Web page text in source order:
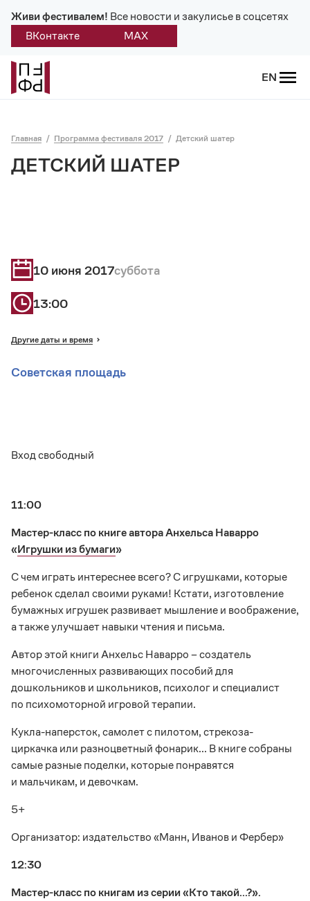
Живи фестивалем! Все новости и закулисье в соцсетях
ВКонтакте
MAX
EN
Назад
Платонов
Положение о фестивале
Платоновская премия
Отчеты и документы
Главная Программа фестиваля 2017 Детский шатер
ДЕТСКИЙ ШАТЕР
10 июня 2017суббота
13:00
Другие даты и время
Советская площадь
Вход свободный
11:00
Мастер-класс по книге автора Анхельса Наварро
«Игрушки из бумаги»
С чем играть интереснее всего? С игрушками, которые
ребенок сделал своими руками! Кстати, изготовление
бумажных игрушек развивает мышление и воображение,
а также улучшает навыки чтения и письма.
Автор этой книги Анхельс Наварро – создатель
многочисленных развивающих пособий для
дошкольников и школьников, психолог и специалист
по психомоторной игровой терапии.
Кукла-наперсток, самолет с пилотом, стрекоза-
циркачка или разноцветный фонарик... В книге собраны
самые разные поделки, которые понравятся
и мальчикам, и девочкам.
5+
Организатор: издательство «Манн, Иванов и Фербер»
12:30
Мастер-класс по книгам из серии «Кто такой...?».